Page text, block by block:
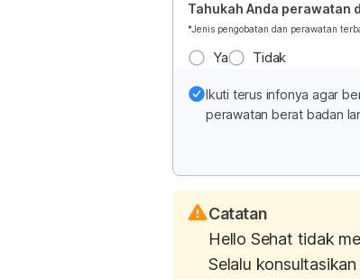
Tahukah Anda perawatan
*Jenis pengobatan dan perawatan
Ya Tidak
Ikuti terus infonya agar
perawatan berat badan
Catatan
Hello Sehat tidak
Selalu